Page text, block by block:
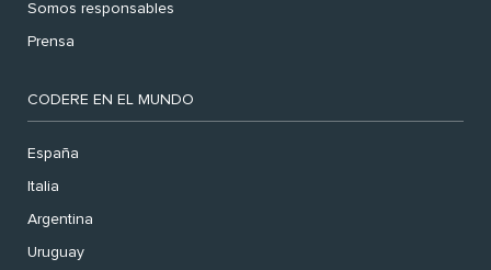
Somos responsables
Prensa
CODERE EN EL MUNDO
España
Italia
Argentina
Uruguay